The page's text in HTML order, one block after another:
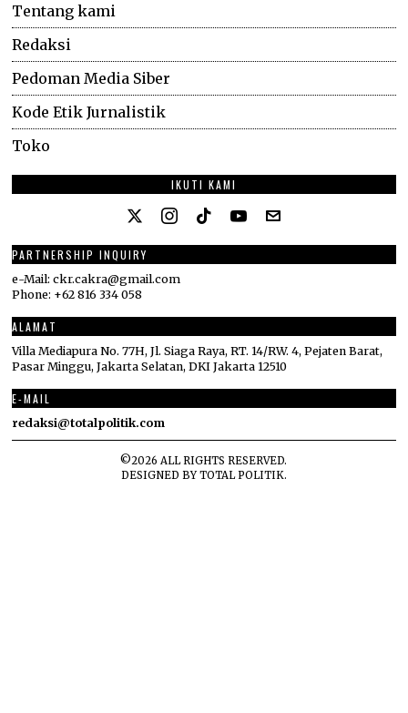
Tentang kami
Redaksi
Pedoman Media Siber
Kode Etik Jurnalistik
Toko
IKUTI KAMI
PARTNERSHIP INQUIRY
e-Mail: ckr.cakra@gmail.com
Phone: +62 816 334 058
ALAMAT
Villa Mediapura No. 77H, Jl. Siaga Raya, RT. 14/RW. 4, Pejaten Barat,
Pasar Minggu, Jakarta Selatan, DKI Jakarta 12510
E-MAIL
redaksi@totalpolitik.com
©2026 ALL RIGHTS RESERVED.
DESIGNED BYTOTAL POLITIK.